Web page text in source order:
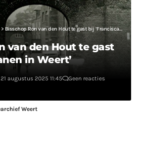
> Bisschop Ron van den Hout te gast bij ‘Franciscanen in Weert’
van den Hout te gast
in Weert’
augustus 2025 11:45
Geen reacties
Weert